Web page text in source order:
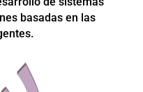
basadas en las